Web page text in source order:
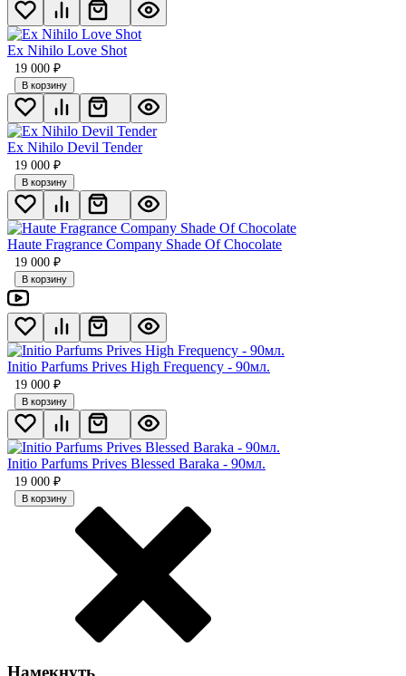
Ex Nihilo Love Shot
19 000 ₽
В корзину
Ex Nihilo Devil Tender
19 000 ₽
В корзину
Haute Fragrance Company Shade Of Chocolate
19 000 ₽
В корзину
Initio Parfums Prives High Frequency - 90мл.
19 000 ₽
В корзину
Initio Parfums Prives Blessed Baraka - 90мл.
19 000 ₽
В корзину